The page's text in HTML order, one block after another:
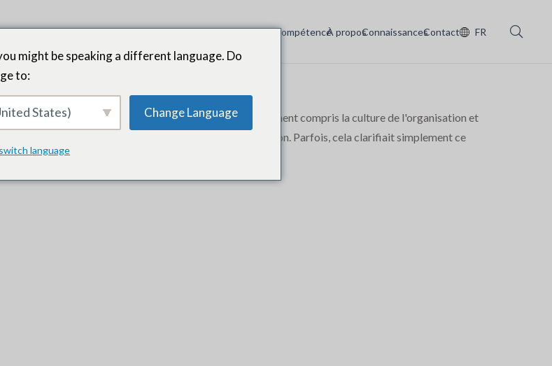
ServicesCompétenceÀ proposConnaissancesContact FR
Ils sont allés au-delà du scénario habituel et ont vraiment compris la culture de l'organisation et
des candidats alternatifs pour élargir notre réflexion. Parfois, cela clarifiait simplement ce
might be speaking a different language. Do
to:
States) Change Language
language